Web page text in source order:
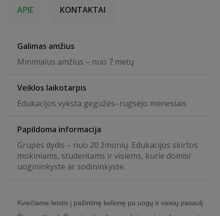
APIE KONTAKTAI
Galimas amžius
Minimalus amžius – nuo 7 metų
Veiklos laikotarpis
Edukacijos vyksta gegužės–rugsėjo mėnesiais
Papildoma informacija
Grupės dydis – nuo 20 žmonių. Edukacijos skirtos
mokiniams, studentams ir visiems, kurie domisi
uogininkyste ar sodininkyste.
Kviečiame leistis į pažintinę kelionę po uogų ir vaisių pasaulį